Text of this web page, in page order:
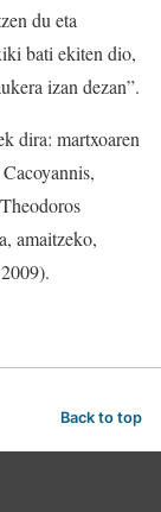
du eta
bati ekiten dio,
izan dezan”.
dira: martxoaren
amaitzeko,
Back to top